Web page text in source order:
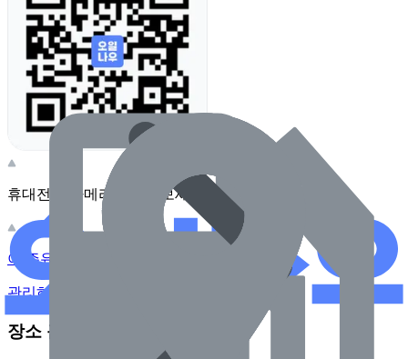
휴대전화 카메라로 찍어보세요
이 주유소의 사장님이신가요?
관리하기
장소 근처 주유소